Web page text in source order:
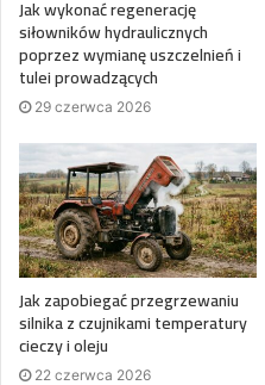
Jak wykonać regenerację
siłowników hydraulicznych
poprzez wymianę uszczelnień i
tulei prowadzących
29 czerwca 2026
Jak zapobiegać przegrzewaniu
silnika z czujnikami temperatury
cieczy i oleju
22 czerwca 2026